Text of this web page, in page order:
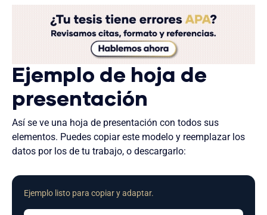
Ejemplo de hoja de
presentación
Así se ve una hoja de presentación con todos sus
elementos. Puedes copiar este modelo y reemplazar los
datos por los de tu trabajo, o descargarlo:
Ejemplo listo para copiar y adaptar.